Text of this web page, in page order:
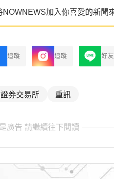
NOWNEWS加入你喜愛的新聞
追蹤 追蹤 好友
證券交易所 重訊
廣告 請繼續往下閱讀